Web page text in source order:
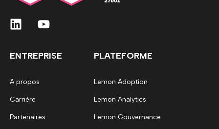
ENTREPRISE
A propos
Carrière
Partenaires
PLATEFORME
Lemon Adoption
Lemon Analytics
Lemon Gouvernance